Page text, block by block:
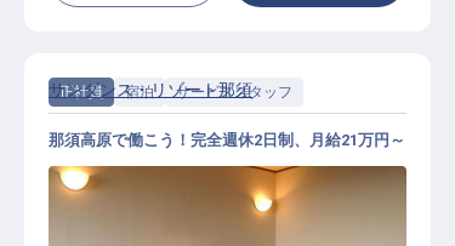
正社員 宿泊 サービススタッフ
サンダンス・リゾート那須
那須高原で働こう！完全週休2日制、月給21万円～